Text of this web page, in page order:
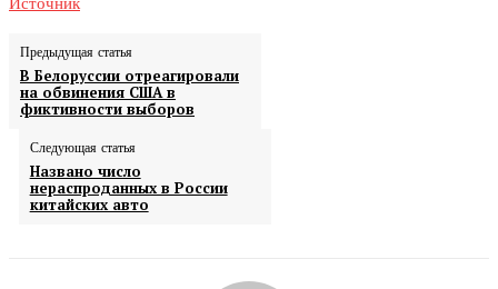
Предыдущая статья
В Белоруссии отреагировали
на обвинения США в
фиктивности выборов
Следующая статья
Названо число
нераспроданных в России
китайских авто